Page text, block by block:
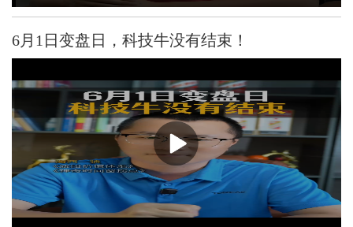
6月1日变盘日，科技牛没有结束！